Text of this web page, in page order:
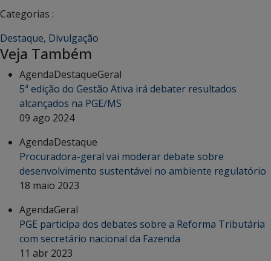
Categorias :
Destaque, Divulgação
Veja Também
AgendaDestaqueGeral
5ª edição do Gestão Ativa irá debater resultados
alcançados na PGE/MS
09 ago 2024
AgendaDestaque
Procuradora-geral vai moderar debate sobre
desenvolvimento sustentável no ambiente regulatório
18 maio 2023
AgendaGeral
PGE participa dos debates sobre a Reforma Tributária
com secretário nacional da Fazenda
11 abr 2023